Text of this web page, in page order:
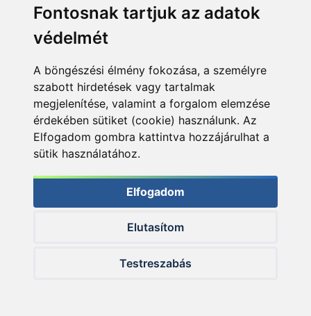
Fontosnak tartjuk az adatok
védelmét
A böngészési élmény fokozása, a személyre
szabott hirdetések vagy tartalmak
megjelenítése, valamint a forgalom elemzése
érdekében sütiket (cookie) használunk. Az
Elfogadom gombra kattintva hozzájárulhat a
sütik használatához.
Elfogadom
Elutasítom
Testreszabás